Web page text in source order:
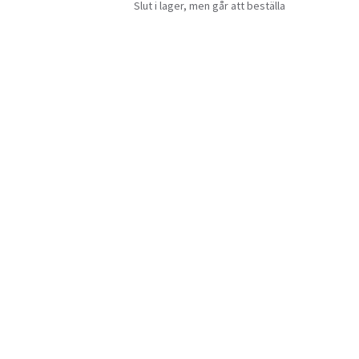
Slut i lager, men går att beställa